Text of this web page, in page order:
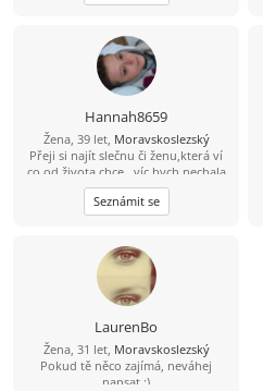
Hannah8659
Žena, 39 let, Moravskoslezský
Přeji si najít slečnu či ženu,která ví
co od života chce...víc bych nechala
na osobním setkání...
Seznámit se
LaurenBo
Žena, 31 let, Moravskoslezský
Pokud tě něco zajímá, neváhej
napsat :)